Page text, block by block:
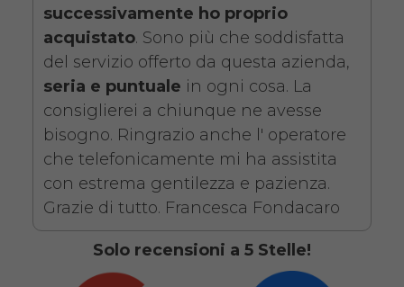
Noleggio Carrozzina
pieghevole ad autospinta
- Con reggigambe -
Seduta 46 cm
successivamente ho proprio
acquistato. Sono più che soddisfatta
del servizio offerto da questa azienda,
seria e puntuale in ogni cosa. La
consiglierei a chiunque ne avesse
bisogno. Ringrazio anche l' operatore
che telefonicamente mi ha assistita
con estrema gentilezza e pazienza.
Grazie di tutto. Francesca Fondacaro
Solo recensioni a 5 Stelle!